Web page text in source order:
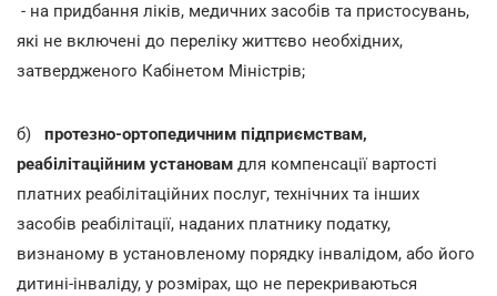
- на придбання ліків, медичних засобів та пристосувань,
які не включені до переліку життєво необхідних,
затвердженого Кабінетом Міністрів;
б) протезно-ортопедичним підприємствам,
реабілітаційним установам для компенсації вартості
платних реабілітаційних послуг, технічних та інших
засобів реабілітації, наданих платнику податку,
визнаному в установленому порядку інвалідом, або його
дитині-інваліду, у розмірах, що не перекриваються